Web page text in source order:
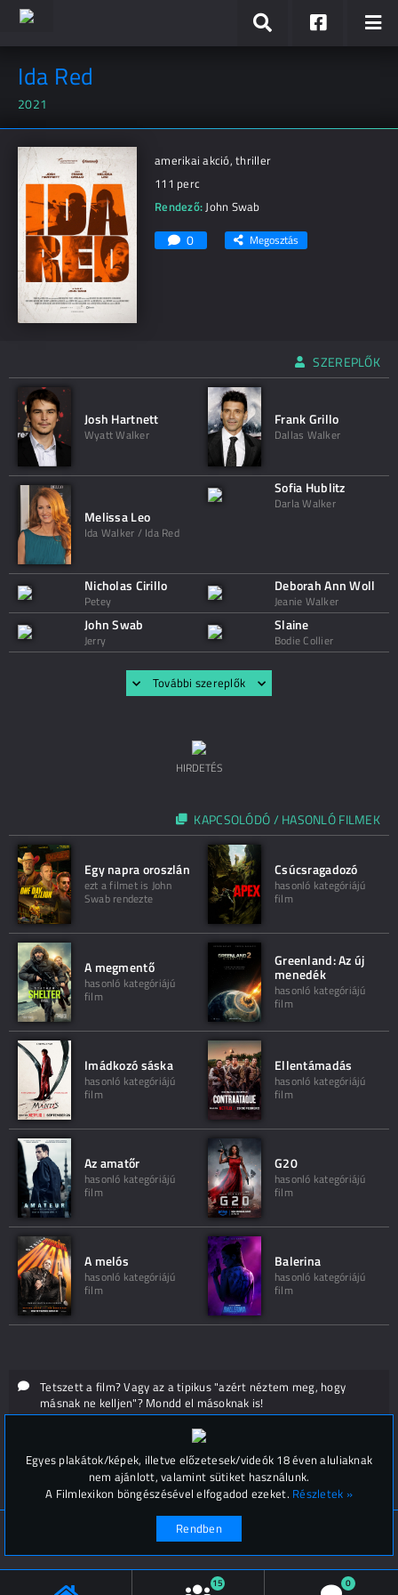
Ida Red
2021
amerikai akció, thriller
111 perc
Rendező:John Swab
0 Megosztás
SZEREPLŐK
Josh Hartnett
Wyatt Walker
Frank Grillo
Dallas Walker
Melissa Leo
Ida Walker / Ida Red
Sofia Hublitz
Darla Walker
Nicholas Cirillo
Petey
Deborah Ann Woll
Jeanie Walker
John Swab
Jerry
Slaine
Bodie Collier
További szereplők
HIRDETÉS
KAPCSOLÓDÓ / HASONLÓ FILMEK
Egy napra oroszlán
ezt a filmet is John
Swab rendezte
Csúcsragadozó
hasonló kategóriájú
film
A megmentő
hasonló kategóriájú
film
Greenland: Az új
menedék
hasonló kategóriájú
film
Imádkozó sáska
hasonló kategóriájú
film
Ellentámadás
hasonló kategóriájú
film
Az amatőr
hasonló kategóriájú
film
G20
hasonló kategóriájú
film
A melós
hasonló kategóriájú
film
Balerina
hasonló kategóriájú
film
Tetszett a film? Vagy az a tipikus "azért néztem meg, hogy
másnak ne kelljen"? Mondd el másoknak is!
Hozzászólások (
15 0
© Filmlexikon 2019-2026
Kapcsolat, impresszum
Egyes plakátok/képek, illetve előzetesek/videók 18 éven aluliaknak
nem ajánlott, valamint sütiket használunk.
A Filmlexikon böngészésével elfogadod ezeket. Részletek »
Rendben